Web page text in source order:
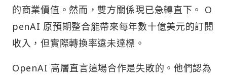
的商業價值。然而，雙方關係現已急轉直下。 O
penAI 原預期整合能帶來每年數十億美元的訂閱
收入，但實際轉換率遠未達標。
OpenAI 高層直言這場合作是失敗的。他們認為